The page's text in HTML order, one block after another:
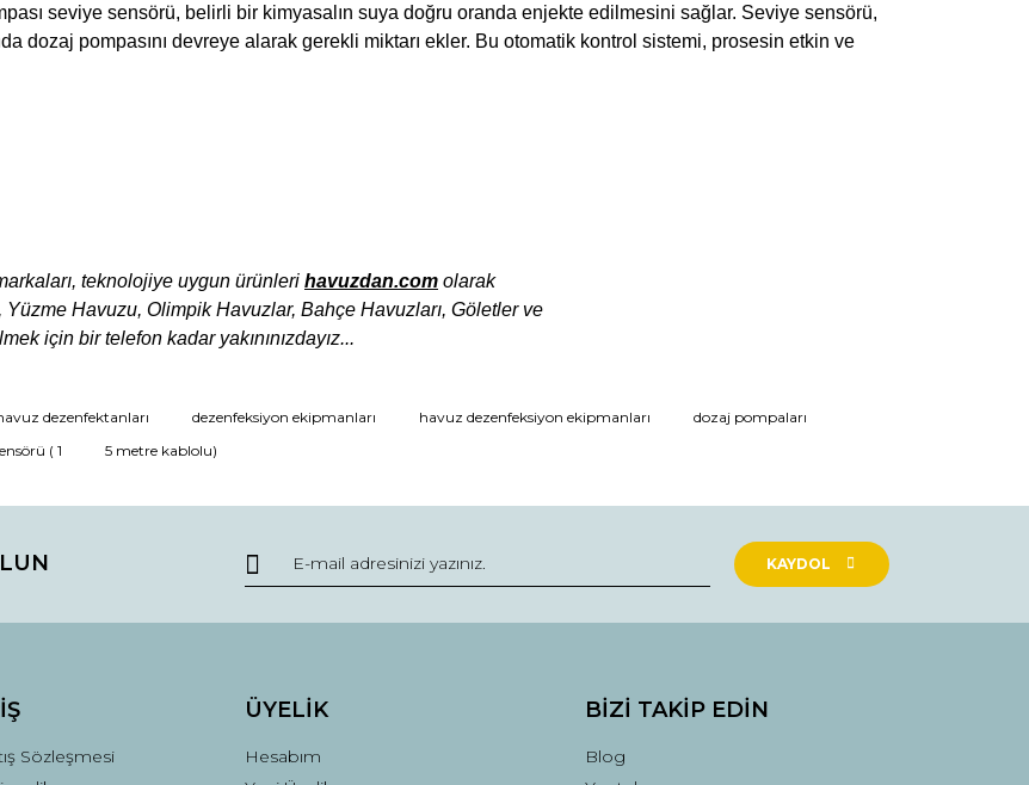
seviye sensörü, belirli bir kimyasalın suya doğru oranda enjekte edilmesini sağlar. Seviye sensörü,
dozaj pompasını devreye alarak gerekli miktarı ekler. Bu otomatik kontrol sistemi, prosesin etkin ve
teknolojiye uygun ürünleri havuzdan.com olarak
Yüzme Havuzu, Olimpik Havuzlar, Bahçe Havuzları, Göletler ve
için bir telefon kadar yakınınızdayız...
Bu ürüne ilk yorumu siz yapın!
dezenfektanları dezenfeksiyon ekipmanları havuz dezenfeksiyon ekipmanları
dozaj pompaları
( 1 5 metre kablolu)
KAYDOL
Sözleşmesi
ÜYELİK
Hesabım
BİZİ TAKİP EDİN
Blog